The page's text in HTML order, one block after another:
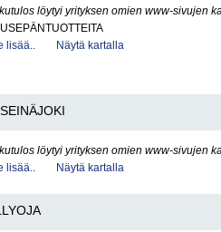
löytyi yrityksen omien www-sivujen
lisää..
Näytä kartalla
SEINÄJOKI
löytyi yrityksen omien www-sivujen
lisää..
Näytä kartalla